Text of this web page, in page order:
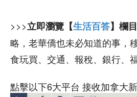
>>>立即瀏覽【生活百答】欄
略，老華僑也未必知道的事，
食玩買、交通、報稅、銀行、
點擊以下6大平台 接收加拿大